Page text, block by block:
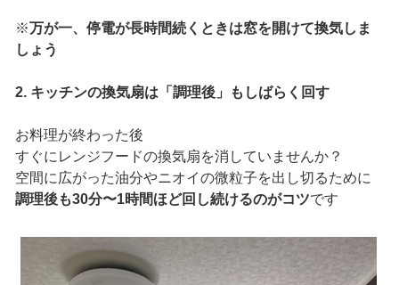
※万が一、停電が長時間続くときは窓を開けて換気しま
しょう
2. キッチンの換気扇は「調理後」もしばらく回す
お料理が終わった後
すぐにレンジフードの換気扇を消していませんか？
空間に広がった油分やニオイの微粒子を出し切るために
調理後も30分〜1時間ほど回し続けるのがコツです